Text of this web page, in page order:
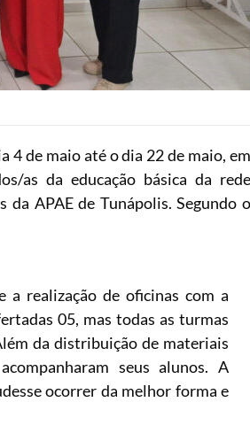
4 de maio até o dia 22 de maio, em
as da educação básica da rede
da APAE de Tunápolis. Segundo o
a realização de oficinas com a
05, mas todas as turmas
da distribuição de materiais
seus alunos. A
ocorrer da melhor forma e